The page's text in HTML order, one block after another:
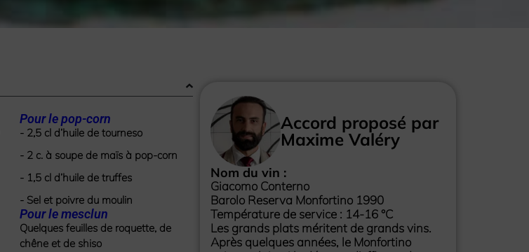
Pour le pop-corn
- 2,5 cl d’huile de tourneso
- 2 c. à soupe de maïs à pop-corn
- 1,5 cl d’huile de truffes
- Sel et poivre du moulin
Pour le mesclun
Quelques feuilles de roquette, de
chêne et de shiso
Accord proposé par
Maxime Valéry
Nom du vin :
Giacomo Conterno
Barolo Reserva Monfortino 1990
Température de service : 14-16 °C
Les grands plats méritent de grands vins.
Après quelques années, le Monfortino